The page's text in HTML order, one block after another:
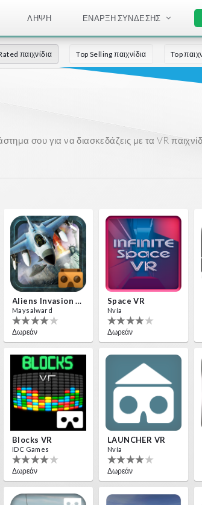
ΛΉΨΗ ΈΝΑΡΞΗ ΣΎΝΔΕΣΗΣ
παιχνίδια Top Selling παιχνίδια Top
σου για να διασκεδάζεις με τα VR
Aliens Invasion VR
Maysalward
Δωρεάν
Space VR
Nvía
Δωρεάν
Blocks VR
IDC Games
Δωρεάν
LAUNCHER VR
Nvía
Δωρεάν